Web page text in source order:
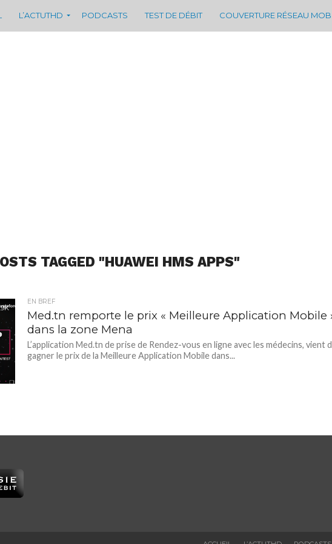
L’ACTUTHD PODCASTS TEST DE DÉBIT COUVERTURE RÉSEAU
TAGGED "HUAWEI HMS APPS"
EN BREF
Med.tn remporte le prix « Meilleure Application Mobile
dans la zone Mena
L’application Med.tn de prise de Rendez-vous en ligne avec les médecins, vient
gagner le prix de la Meilleure Application Mobile dans...